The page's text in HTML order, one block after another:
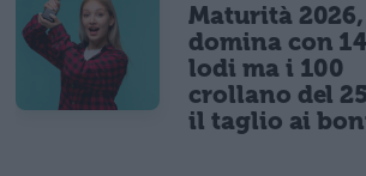
Maturità
domina con
lodi ma i 100
crollano del
il taglio ai